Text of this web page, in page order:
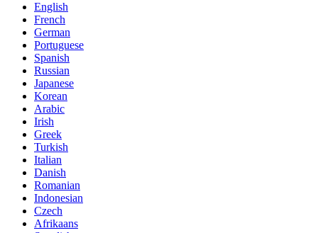
English
French
German
Portuguese
Spanish
Russian
Japanese
Korean
Arabic
Irish
Greek
Turkish
Italian
Danish
Romanian
Indonesian
Czech
Afrikaans